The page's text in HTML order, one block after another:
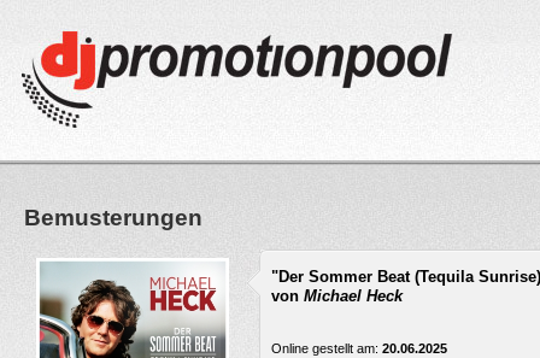
Bemusterungen
"Der Sommer Beat (Tequila
von Michael Heck
Online gestellt am: 20.06.2025